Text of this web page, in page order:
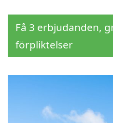
Få 3 erbjudanden,
förpliktelser